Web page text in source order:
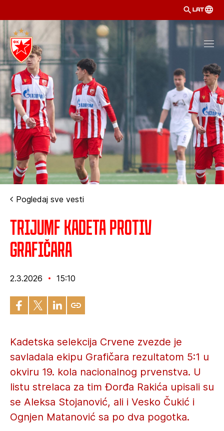
LAT
Pogledaj sve vesti
Trijumf kadeta protiv
Grafičara
2.3.2026 15:10
Kadetska selekcija Crvene zvezde je
savladala ekipu Grafičara rezultatom 5:1 u
okviru 19. kola nacionalnog prvenstva. U
listu strelaca za tim Đorđa Rakića upisali su
se Aleksa Stojanović, ali i Vesko Čukić i
Ognjen Matanović sa po dva pogotka.